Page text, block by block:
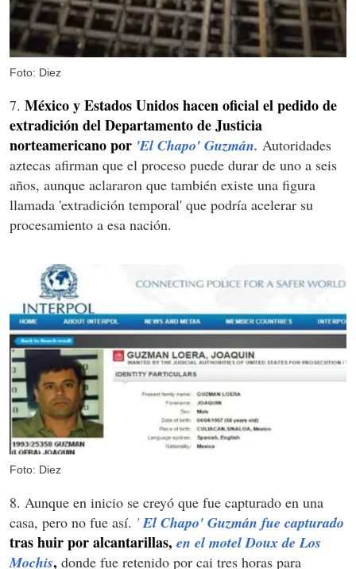
Foto: Diez
7. México y Estados Unidos hacen oficial el pedido de
extradición del Departamento de Justicia
norteamericano por 'El Chapo' Guzmán. Autoridades
aztecas afirman que el proceso puede durar de uno a seis
años, aunque aclararon que también existe una figura
llamada 'extradición temporal' que podría acelerar su
procesamiento a esa nación.
Foto: Diez
8. Aunque en inicio se creyó que fue capturado en una
casa, pero no fue así. ' El Chapo' Guzmán fue capturado
tras huir por alcantarillas, en el motel Doux de Los
Mochis, donde fue retenido por cai tres horas para